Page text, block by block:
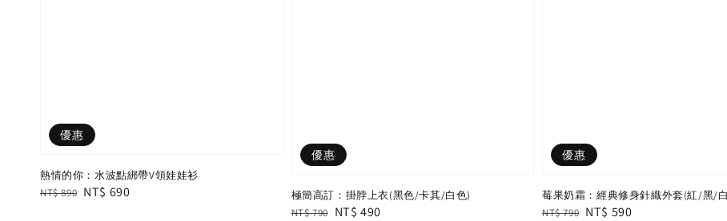
優惠
熱情的你：水波點綁帶V領娃娃衫
Regular
NT$ 890 Sale
NT$ 690
優惠
極簡高訂：掛脖上衣(黑色/卡其/白色)
Regular
NT$ 790 Sale
NT$ 490
優惠
莓果奶霜：經典修身針織外套(紅/黑/
Regular
NT$ 790 Sale
NT$ 590